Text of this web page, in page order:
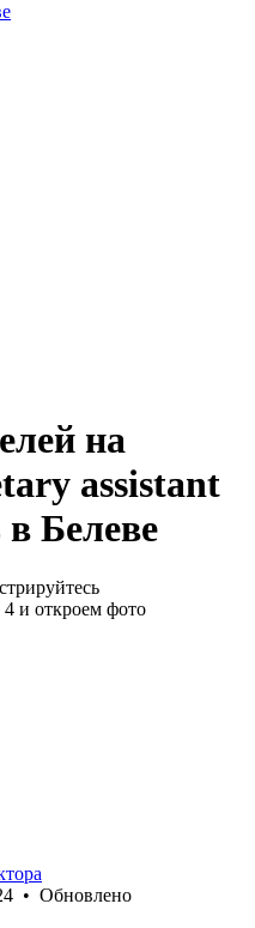
на
assistant
Белеве
и откроем фото
• Обновлено